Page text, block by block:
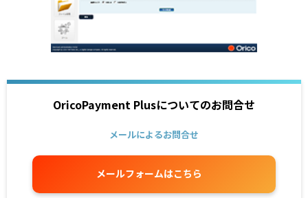
OricoPayment Plusについてのお問合せ
メールによるお問合せ
メールフォームはこちら